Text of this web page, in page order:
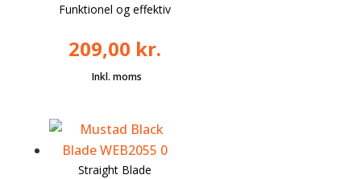
Funktionel og effektiv
209,00 kr.
Straight Blade